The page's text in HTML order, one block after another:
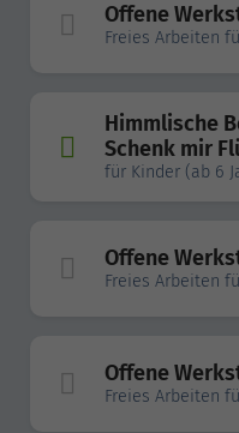
Offene
Freies Arbeiten
Himmlische
Schenk mir
für Kinder (ab 6
Offene
Freies Arbeiten
Offene
Freies Arbeiten